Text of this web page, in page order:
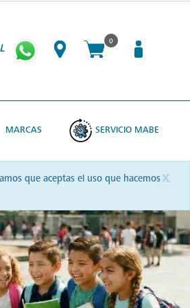
0
MARCAS SERVICIO MABE
x
que aceptas el uso que hacemos